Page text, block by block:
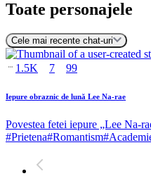
Toate personajele
Cele mai recente chat-uri
1.5K 7 99
Iepure obraznic de lună Lee Na-rae
Povestea fetei iepure „Lee Na-
#Prietena#Romantism#